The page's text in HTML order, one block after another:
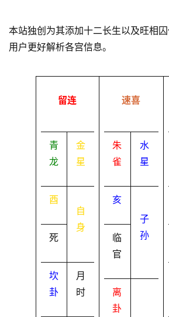
本站独创为其添加十二长生以及旺相
用户更好解析各宫信息。
留连
青
龙
金
星
酉
死
自
身
坎
卦
月
时
速喜
朱
雀
水
星
亥
临
官
子
孙
离
卦